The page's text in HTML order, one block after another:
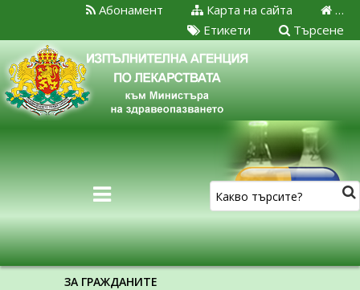
…
Карта на сайта
Абонамент
Търсене
Етикети
ЗА ГРАЖДАНИТЕ